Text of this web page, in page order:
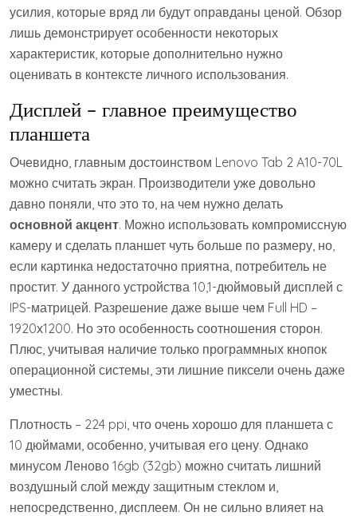
усилия, которые вряд ли будут оправданы ценой. Обзор
лишь демонстрирует особенности некоторых
характеристик, которые дополнительно нужно
оценивать в контексте личного использования.
Дисплей – главное преимущество
планшета
Очевидно, главным достоинством Lenovo Tab 2 A10-70L
можно считать экран. Производители уже довольно
давно поняли, что это то, на чем нужно делать
основной акцент. Можно использовать компромиссную
камеру и сделать планшет чуть больше по размеру, но,
если картинка недостаточно приятна, потребитель не
простит. У данного устройства 10,1-дюймовый дисплей с
IPS-матрицей. Разрешение даже выше чем Full HD –
1920х1200. Но это особенность соотношения сторон.
Плюс, учитывая наличие только программных кнопок
операционной системы, эти лишние пиксели очень даже
уместны.
Плотность – 224 ppi, что очень хорошо для планшета с
10 дюймами, особенно, учитывая его цену. Однако
минусом Леново 16gb (32gb) можно считать лишний
воздушный слой между защитным стеклом и,
непосредственно, дисплеем. Он не сильно влияет на